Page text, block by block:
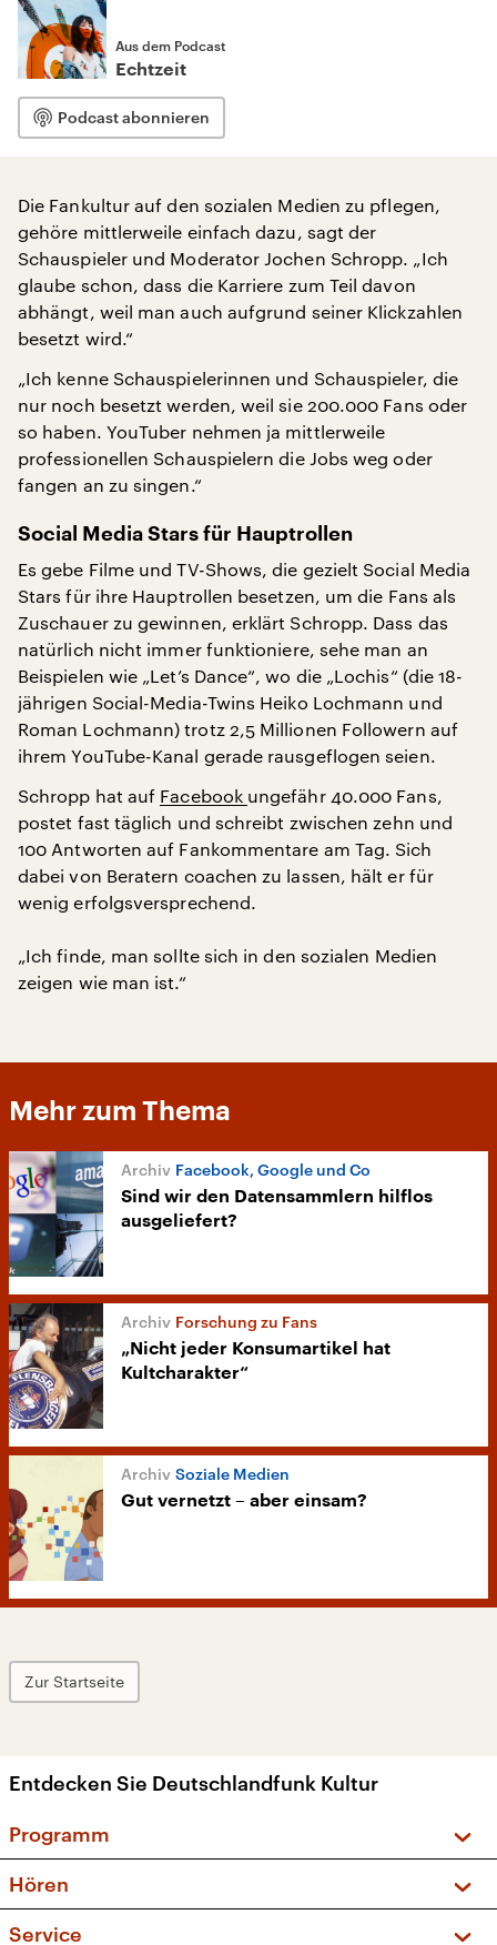
Aus dem Podcast
Echtzeit
Podcast abonnieren
Die Fankultur auf den sozialen Medien zu pflegen,
gehöre mittlerweile einfach dazu, sagt der
Schauspieler und Moderator Jochen Schropp. „Ich
glaube schon, dass die Karriere zum Teil davon
abhängt, weil man auch aufgrund seiner Klickzahlen
besetzt wird.“
„Ich kenne Schauspielerinnen und Schauspieler, die
nur noch besetzt werden, weil sie 200.000 Fans oder
so haben. YouTuber nehmen ja mittlerweile
professionellen Schauspielern die Jobs weg oder
fangen an zu singen.“
Social Media Stars für Hauptrollen
Es gebe Filme und TV-Shows, die gezielt Social Media
Stars für ihre Hauptrollen besetzen, um die Fans als
Zuschauer zu gewinnen, erklärt Schropp. Dass das
natürlich nicht immer funktioniere, sehe man an
Beispielen wie „Let’s Dance“, wo die „Lochis“ (die 18-
jährigen Social-Media-Twins Heiko Lochmann und
Roman Lochmann) trotz 2,5 Millionen Followern auf
ihrem YouTube-Kanal gerade rausgeflogen seien.
Schropp hat auf Facebook ungefähr 40.000 Fans,
postet fast täglich und schreibt zwischen zehn und
100 Antworten auf Fankommentare am Tag. Sich
dabei von Beratern coachen zu lassen, hält er für
wenig erfolgsversprechend.
„Ich finde, man sollte sich in den sozialen Medien
zeigen wie man ist.“
Mehr zum Thema
Facebook, Google und Co
Sind wir den Datensammlern hilflos
ausgeliefert?
Forschung zu Fans
„Nicht jeder Konsumartikel hat
Kultcharakter“
Soziale Medien
Gut vernetzt – aber einsam?
Zur Startseite
Entdecken Sie Deutschlandfunk Kultur
Programm
Sendungen und Podcasts
Hören
Service